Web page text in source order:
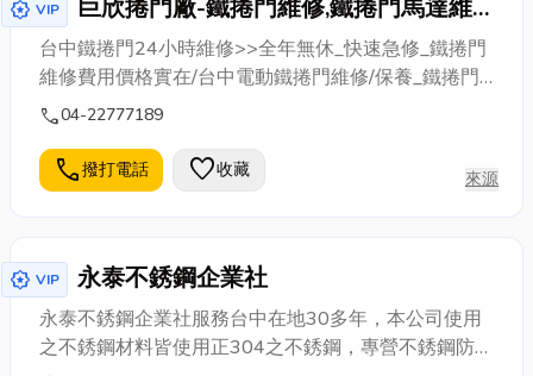
award_star VIP
巨欣捲門廠-鐵捲門維修,鐵捲門馬達維
修,電動捲門維修,維修鐵捲門
台中鐵捲門24小時維修>>全年無休_快速急修_鐵捲門
維修費用價格實在/台中電動鐵捲門維修/保養_鐵捲門
馬達維修/更換,捲門遙控器/鐵門修理,鐵捲門卡住/壓到
維修,鐵捲門維修台中,鐵捲門修理,台中維修捲門24小
時,快速鐵捲門維修,台中鐵捲門維修,鐵捲門維修推薦,台
門,台中修鐵捲門,傳統鐵捲門維修,鐵捲門台中.鐵捲門馬
達價錢,電捲門馬達費用洽詢
call04-22777189
call撥打電話 favorite收藏 來源
award_star VIP 永泰不銹鋼企業社
永泰不銹鋼企業社服務台中在地30多年，本公司使用
之不銹鋼材料皆使用正304之不銹鋼，專營不銹鋼防盜